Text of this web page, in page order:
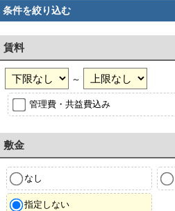
条件を絞り込む
賃料
～
管理費・共益費込み
敷金
なし
指定しない